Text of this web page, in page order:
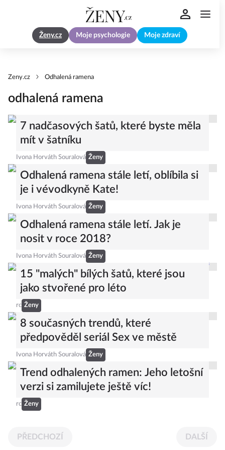
Ženy.cz Moje psychologie Moje zdraví
Zeny.cz Odhalená ramena
odhalená ramena
7 nadčasových šatů, které byste měla
mít v šatníku
Ivona Horváth Souralová Ženy
Odhalená ramena stále letí, oblíbila si
je i vévodkyně Kate!
Ivona Horváth Souralová Ženy
Odhalená ramena stále letí. Jak je
nosit v roce 2018?
Ivona Horváth Souralová Ženy
15 "malých" bílých šatů, které jsou
jako stvořené pro léto
rc Ženy
8 současných trendů, které
předpověděl seriál Sex ve městě
Ivona Horváth Souralová Ženy
Trend odhalených ramen: Jeho letošní
verzi si zamilujete ještě víc!
rc Ženy
PŘEDCHOZÍ DALŠÍ